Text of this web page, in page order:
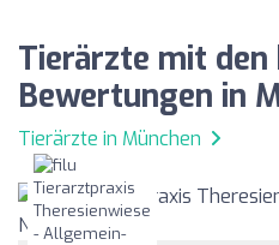
Tierärzte mit den
Bewertungen in
Tierärzte in München